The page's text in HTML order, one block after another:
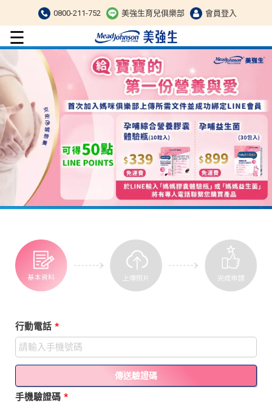
0800-211-752 美強生育兒俱樂部 會員登入
☰
行動電話 *
手機驗證碼 *